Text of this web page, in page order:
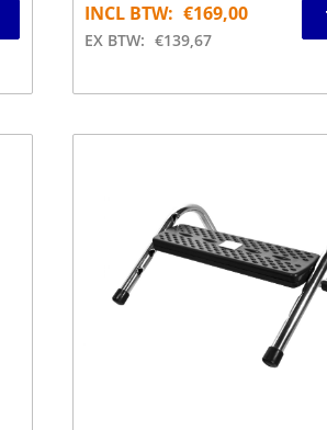
INCL BTW: €169,00
EX BTW: €139,67